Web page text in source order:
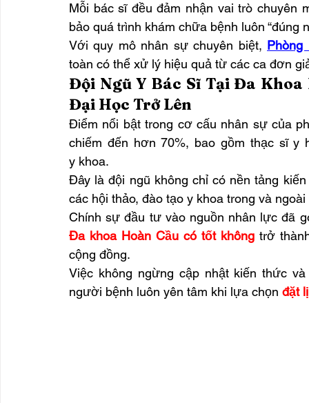
Mỗi bác sĩ đều đảm nhận vai trò chuyên
bảo quá trình khám chữa bệnh luôn “đúng
Với quy mô nhân sự chuyên biệt,
toàn có thể xử lý hiệu quả từ các ca đơn
Đội Ngũ Y Bác Sĩ Tại Đa
Đại Học Trở Lên
Điểm nổi bật trong cơ cấu nhân sự của
chiếm đến hơn 70%, bao gồm thạc sĩ
y khoa.
Đây là đội ngũ không chỉ có nền tảng
các hội thảo, đào tạo y khoa trong và
Chính sự đầu tư vào nguồn nhân lực đã
Đa khoa Hoàn Cầu có tốt không trở
cộng đồng.
Việc không ngừng cập nhật kiến thức
người bệnh luôn yên tâm khi lựa chọn đặt